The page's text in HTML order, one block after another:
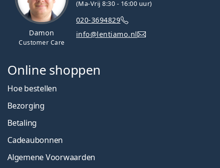
Damon
Customer Care
(Ma-Vrij 8:30 - 16:00 uur)
020-3694829
info@lentiamo.nl
Online shoppen
Hoe bestellen
Bezorging
Betaling
Cadeaubonnen
Algemene Voorwaarden